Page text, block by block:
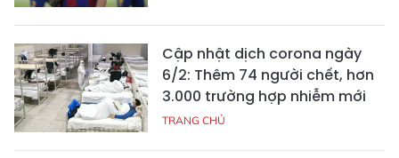
Cập nhật dịch corona ngày
6/2: Thêm 74 người chết, hơn
3.000 trường hợp nhiễm mới
TRANG CHỦ